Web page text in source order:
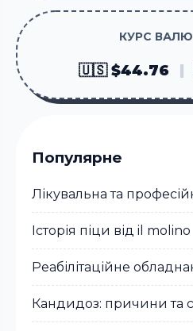
КУРС
🇺🇸 $44.76
Популярне
Лікувальна та
Історія піци від il molino
Реабілітаційне
Кандидоз: причини та